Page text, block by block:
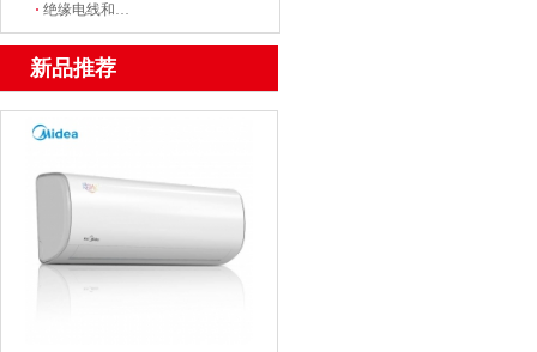
·绝缘电线和电缆
新品推荐